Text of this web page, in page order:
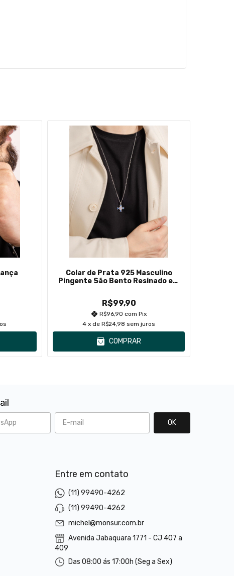
Colar de Prata 925 Masculino
Pingente São Bento Resinado em
R$99,90
R$96,90 com Pix
4 x de R$24,98 sem juros
COMPRAR
Entre em contato
(11) 99490-4262
(11) 99490-4262
michel@monsur.com.br
Avenida Jabaquara 1771 - CJ 407 a
409
Das 08:00 ás 17:00h (Seg a Sex)